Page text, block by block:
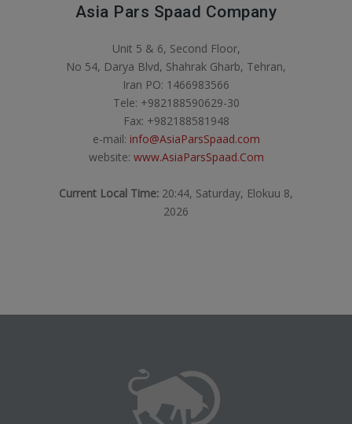
Asia Pars Spaad Company
Unit 5 & 6, Second Floor,
No 54, Darya Blvd, Shahrak Gharb, Tehran,
Iran PO: 1466983566
Tele: +982188590629-30
Fax: +982188581948
e-mail: info@AsiaParsSpaad.com
website: www.AsiaParsSpaad.Com
Current Local Time: 20:44, Saturday, Elokuu 8,
2026